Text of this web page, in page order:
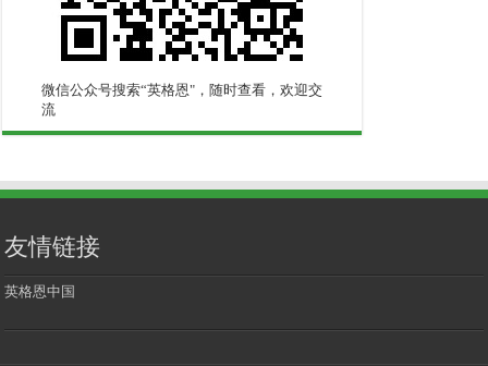
微信公众号搜索“英格恩"，随时查看，欢迎交
流
友情链接
英格恩中国